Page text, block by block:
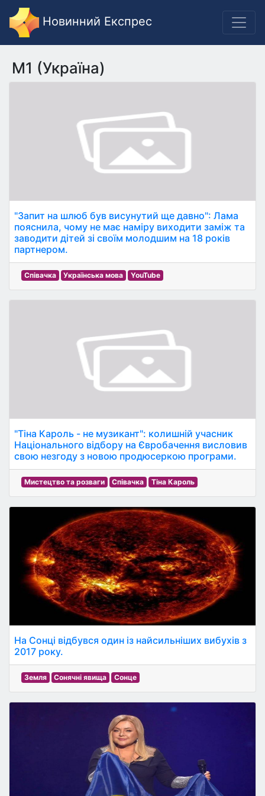
Новинний Експрес
M1 (Україна)
"Запит на шлюб був висунутий ще давно": Лама
пояснила, чому не має наміру виходити заміж та
заводити дітей зі своїм молодшим на 18 років
партнером.
Співачка Українська мова YouTube
"Тіна Кароль - не музикант": колишній учасник
Національного відбору на Євробачення висловив
свою незгоду з новою продюсеркою програми.
Мистецтво та розваги Співачка Тіна Кароль
На Сонці відбувся один із найсильніших вибухів з
2017 року.
Земля Сонячні явища Сонце